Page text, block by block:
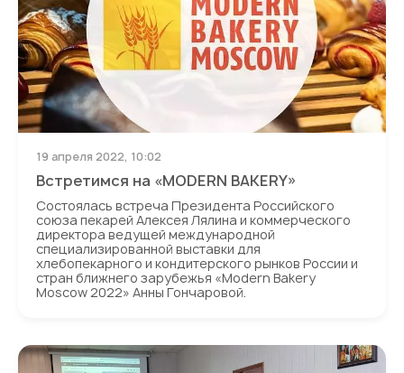
Встретимся на «MODERN BAKERY»
19 апреля 2022, 10:02
Состоялась встреча Президента Российского
союза пекарей Алексея Лялина и коммерческого
директора ведущей международной
специализированной выставки для
хлебопекарного и кондитерского рынков России и
стран ближнего зарубежья «Modern Bakery
Moscow 2022» Анны Гончаровой.